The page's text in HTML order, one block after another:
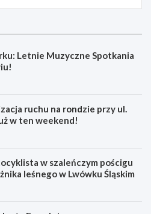
Letnie Muzyczne Spotkania
ruchu na rondzie przy ul.
w ten weekend!
w szaleńczym pościgu
leśnego w Lwówku Śląskim